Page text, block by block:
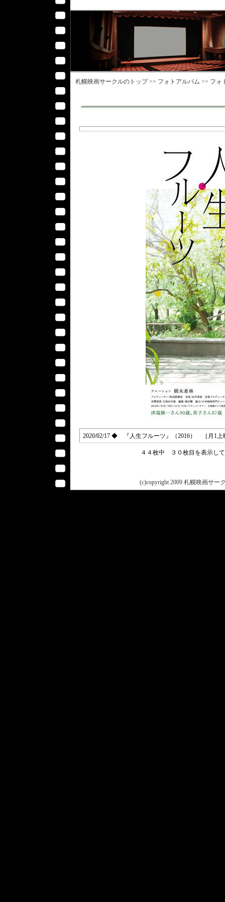
札幌映画サークルのトップ >> フォトアルバム >> フォ
2020/02/17 ◆ 『人生フルーツ』（2016） ［月1
４４枚中 ３０枚目を表示し
(c)copyright 2009 札幌映画サー